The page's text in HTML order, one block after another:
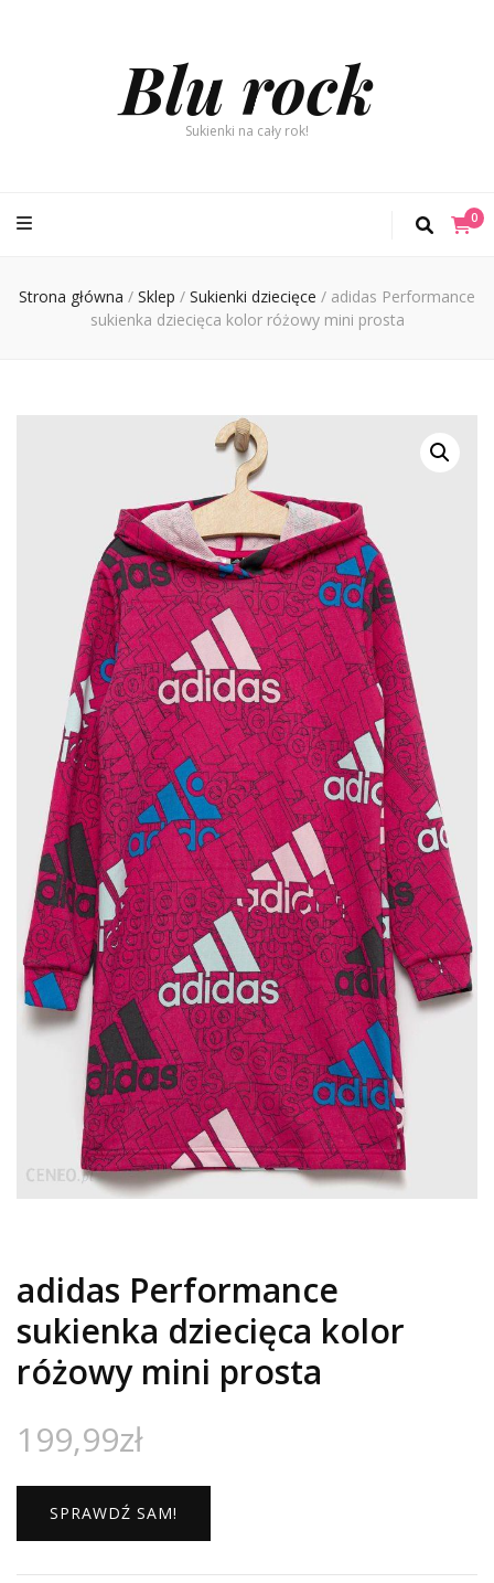
Blu rock
Sukienki na cały rok!
0
Strona główna / Sklep / Sukienki dziecięce / adidas Performance
sukienka dziecięca kolor różowy mini prosta
adidas Performance
sukienka dziecięca kolor
różowy mini prosta
199,99zł
SPRAWDŹ SAM!